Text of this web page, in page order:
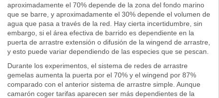
aproximadamente el 70% depende de la zona del fondo marino
que se barre, y aproximadamente el 30% depende el volumen de
agua que pasa a través de la red. Hay cierta incertidumbre, sin
embargo, si el área efectiva de barrido es dependiente en la
puerta de arrastre extensión o difusión de la wingend de arrastre,
y esto puede variar dependiendo de las especies que se pescan.
Durante los experimentos, el sistema de redes de arrastre
gemelas aumenta la puerta por el 70% y el wingend por 87%
comparado con el anterior sistema de arrastre simple. Aunque
camarón coger tarifas aparecen ser más dependientes de la